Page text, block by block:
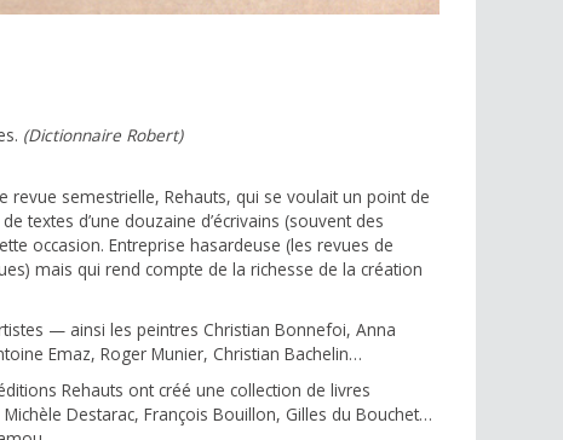
(Dictionnaire Robert)
revue semestrielle, Rehauts, qui se voulait un point de
textes d’une douzaine d’écrivains (souvent des
occasion. Entreprise hasardeuse (les revues de
mais qui rend compte de la richesse de la création
— ainsi les peintres Christian Bonnefoi, Anna
Emaz, Roger Munier, Christian Bachelin…
Rehauts ont créé une collection de livres
Destarac, François Bouillon, Gilles du Bouchet…